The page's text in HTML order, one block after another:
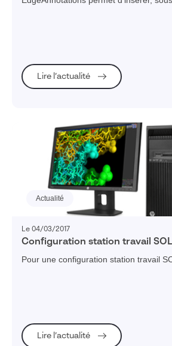
Lire l’actualité
Actualité
Le 04/03/2017
Configuration station travail
prérequis
Pour une configuration station travail
Lire l’actualité